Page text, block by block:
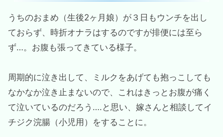
うちのおまめ（生後2ヶ月娘）が３日もウンチを出し
ておらず、時折オナラはするのですが排便には至ら
ず…。お腹も張ってきている様子。
周期的に泣き出して、ミルクをあげても抱っこしても
なかなか泣き止まないので、これはきっとお腹が痛く
て泣いているのだろう….と思い、嫁さんと相談してイ
チジク浣腸（小児用）をすることに。